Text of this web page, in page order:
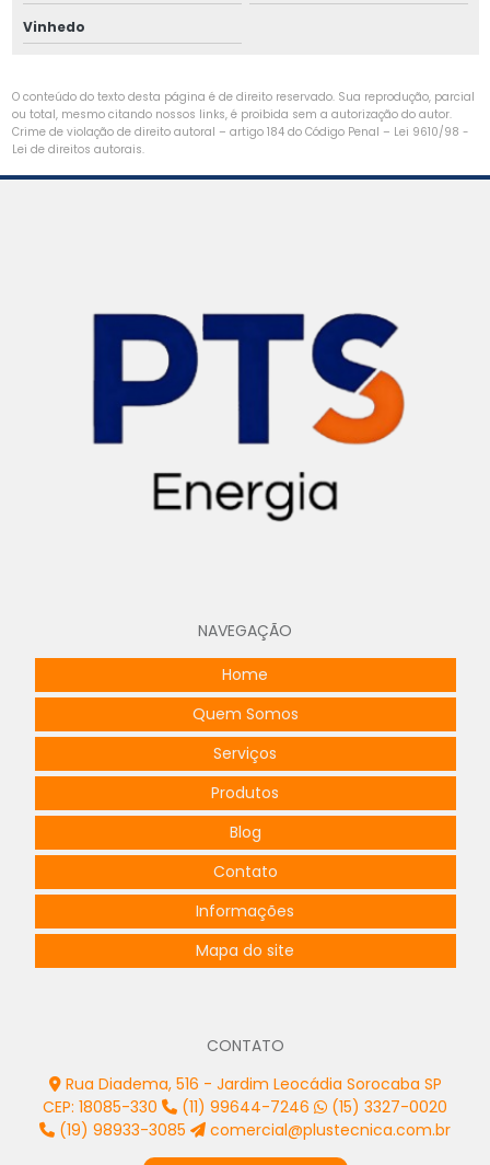
Painel de rearme remoto
Projeto de aterramento
Projeto de aterramento elétrico
Projeto para carregador veicular
Projeto de cubículo blindado
Projeto de cubículo blindado média tensão
Projeto elétrico bim
Projeto elétrico para condomínios
Projeto de entrada de energia
Projeto de padrão de entrada de energia
Projeto de posto primário simplificado
Projeto de quadro de comandos
Projeto de quadros elétricos
Projeto de rede elétrica subterrânea
Projetos elétricos alto padrão
Projetos elétricos de baixa tensão
Vinhedo
O conteúdo do texto desta página é de direito reservado. Sua reprodução, parcial
ou total, mesmo citando nossos links, é proibida sem a autorização do autor.
Crime de violação de direito autoral – artigo 184 do Código Penal – Lei 9610/98 -
Lei de direitos autorais.
NAVEGAÇÃO
Home
Quem Somos
Serviços
Produtos
Blog
Contato
Informações
Mapa do site
CONTATO
Rua Diadema, 516 - Jardim Leocádia Sorocaba SP
CEP: 18085-330
(11) 99644-7246
(15) 3327-0020
(19) 98933-3085
comercial@plustecnica.com.br